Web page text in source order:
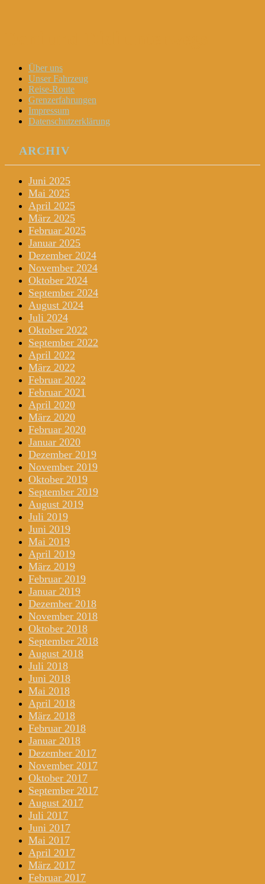
Menu
Widgets
Search
Skip
content
Über uns
Unser Fahrzeug
Reise-Route
Grenzerfahrungen
Impressum
Datenschutzerklärung
ARCHIV
Juni 2025
Mai 2025
April 2025
März 2025
Februar 2025
Januar 2025
Dezember 2024
November 2024
Oktober 2024
September 2024
August 2024
Juli 2024
Oktober 2022
September 2022
April 2022
März 2022
Februar 2022
Februar 2021
April 2020
März 2020
Februar 2020
Januar 2020
Dezember 2019
November 2019
Oktober 2019
September 2019
August 2019
Juli 2019
Juni 2019
Mai 2019
April 2019
März 2019
Februar 2019
Januar 2019
Dezember 2018
November 2018
Oktober 2018
September 2018
August 2018
Juli 2018
Juni 2018
Mai 2018
April 2018
März 2018
Februar 2018
Januar 2018
Dezember 2017
November 2017
Oktober 2017
September 2017
August 2017
Juli 2017
Juni 2017
Mai 2017
April 2017
März 2017
Februar 2017